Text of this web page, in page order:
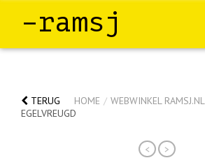
–ramsj
TERUG HOME / WEBWINKEL RAMSJ.NL
EGELVREUGD
< >